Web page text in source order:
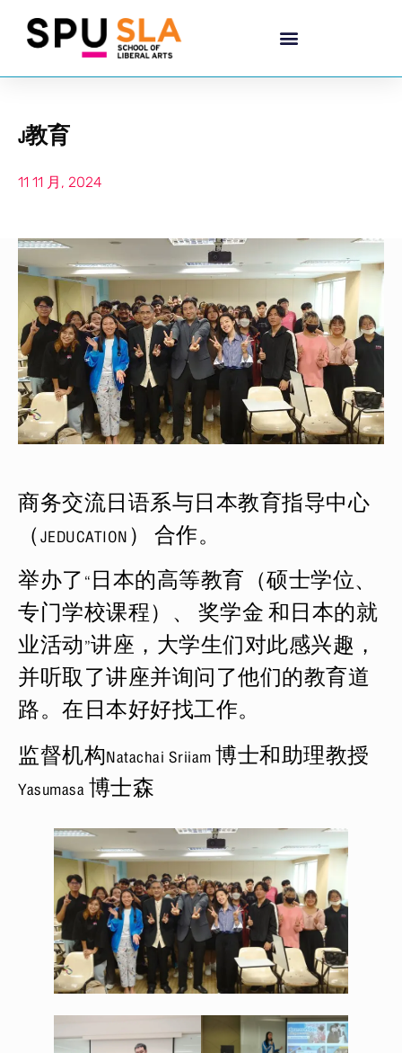
J教育
11 11 月, 2024
商务交流日语系与日本教育指导中心
（JEDUCATION） 合作。
举办了“日本的高等教育（硕士学位、
专门学校课程）、 奖学金 和日本的就
业活动”讲座，大学生们对此感兴趣，
并听取了讲座并询问了他们的教育道
路。在日本好好找工作。
监督机构Natachai Sriiam 博士和助理教授
Yasumasa 博士森